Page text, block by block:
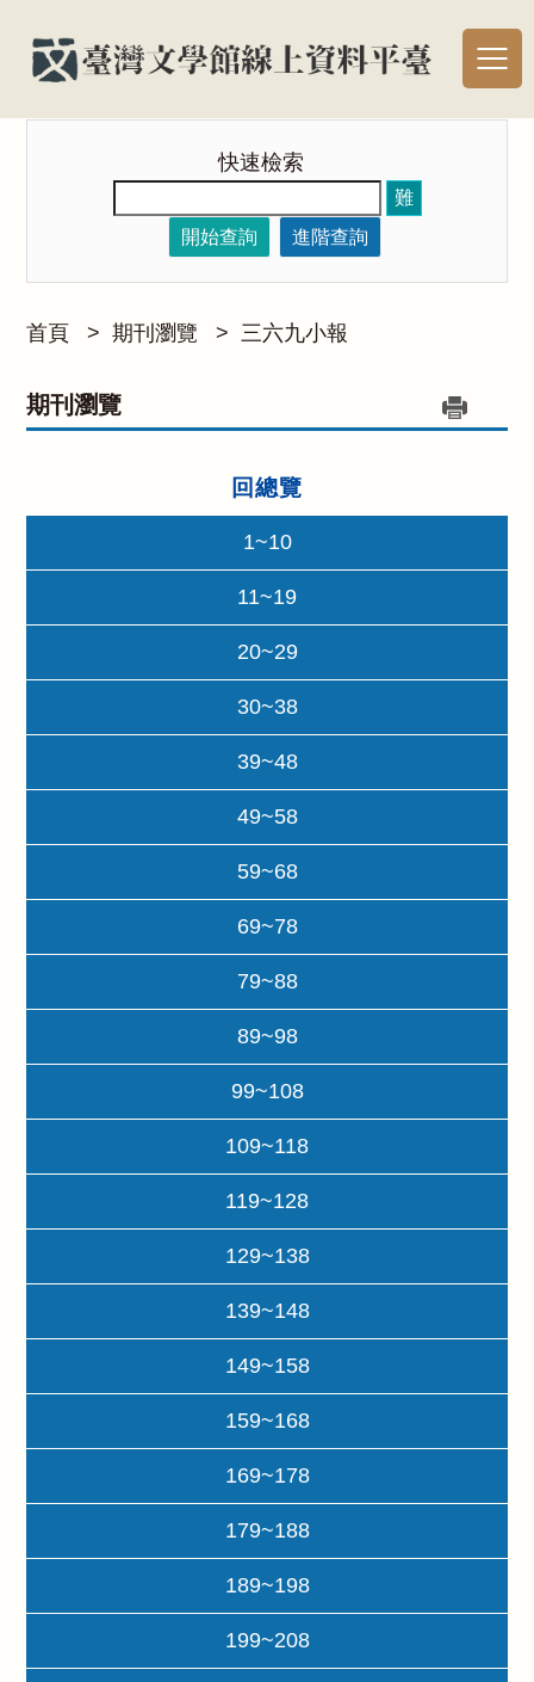
快速檢索
難
開始查詢
進階查詢
首頁 > 期刊瀏覽 > 三六九小報
期刊瀏覽
回總覽
1~10
11~19
20~29
30~38
39~48
49~58
59~68
69~78
79~88
89~98
99~108
109~118
119~128
129~138
139~148
149~158
159~168
169~178
179~188
189~198
199~208